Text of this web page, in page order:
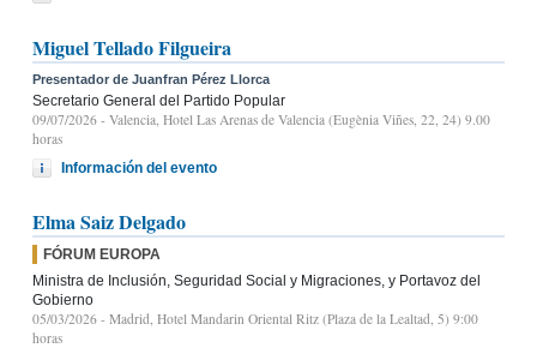
Miguel Tellado Filgueira
Presentador de Juanfran Pérez Llorca
Secretario General del Partido Popular
09/07/2026 - Valencia, Hotel Las Arenas de Valencia (Eugènia Viñes, 22, 24) 9.00
horas
Información del evento
Elma Saiz Delgado
FÓRUM EUROPA
Ministra de Inclusión, Seguridad Social y Migraciones, y Portavoz del
Gobierno
05/03/2026 - Madrid, Hotel Mandarin Oriental Ritz (Plaza de la Lealtad, 5) 9:00
horas